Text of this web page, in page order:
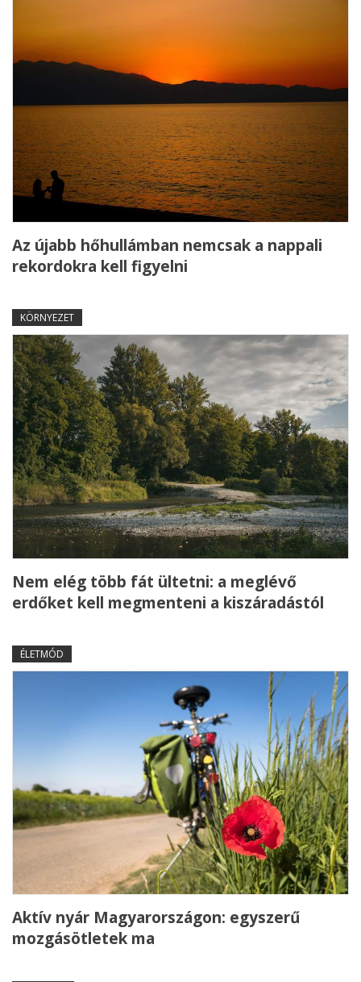
Az újabb hőhullámban nemcsak a nappali
rekordokra kell figyelni
KÖRNYEZET
Nem elég több fát ültetni: a meglévő
erdőket kell megmenteni a kiszáradástól
ÉLETMÓD
Aktív nyár Magyarországon: egyszerű
mozgásötletek ma